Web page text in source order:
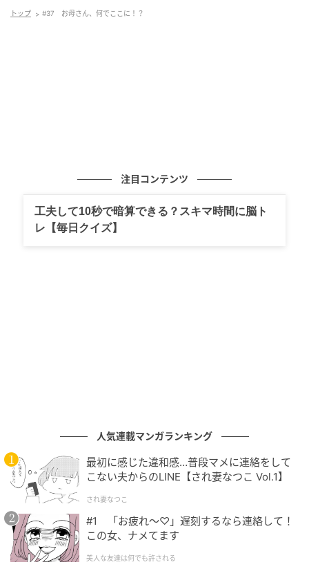
トップ #37 お母さん、何でここに！？
注目コンテンツ
工夫して10秒で暗算できる？スキマ時間に脳ト
レ【毎日クイズ】
人気連載マンガランキング
最初に感じた違和感…普段マメに連絡をして
こない夫からのLINE【され妻なつこ Vol.1】
され妻なつこ
#1 「お疲れ〜♡」遅刻するなら連絡して！
この女、ナメてます
美人な友達は何でも許される